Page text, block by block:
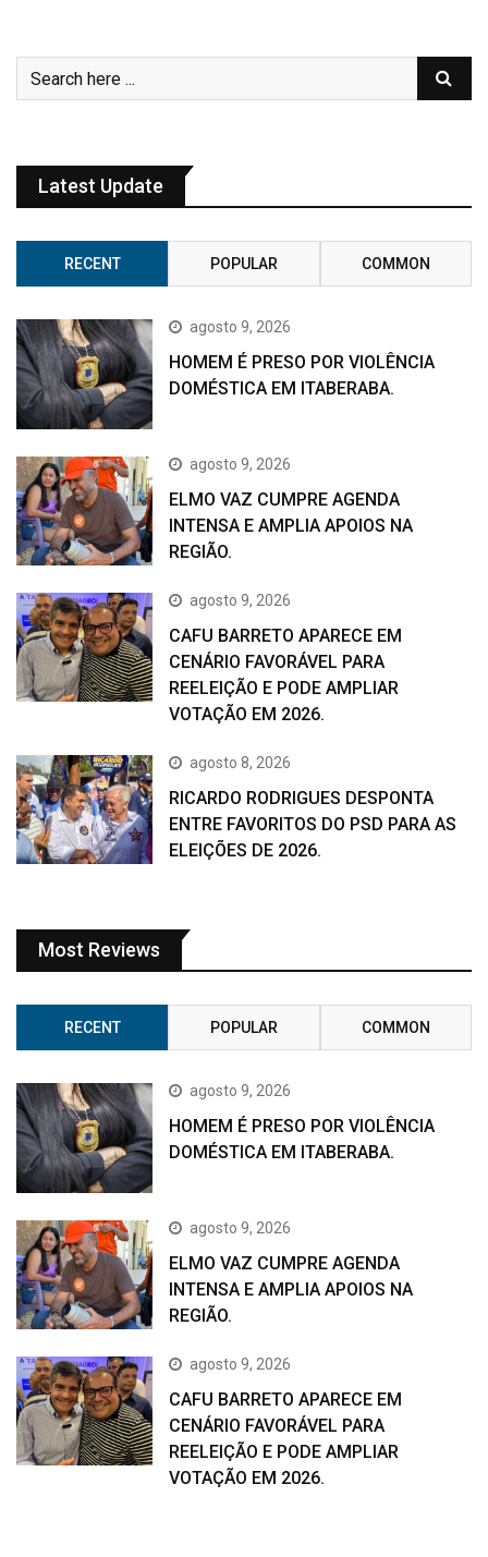
Latest Update
RECENT POPULAR COMMON
agosto 9, 2026
HOMEM É PRESO POR VIOLÊNCIA
DOMÉSTICA EM ITABERABA.
agosto 9, 2026
ELMO VAZ CUMPRE AGENDA
INTENSA E AMPLIA APOIOS NA
REGIÃO.
agosto 9, 2026
CAFU BARRETO APARECE EM
CENÁRIO FAVORÁVEL PARA
REELEIÇÃO E PODE AMPLIAR
VOTAÇÃO EM 2026.
agosto 8, 2026
RICARDO RODRIGUES DESPONTA
ENTRE FAVORITOS DO PSD PARA AS
ELEIÇÕES DE 2026.
Most Reviews
RECENT POPULAR COMMON
agosto 9, 2026
HOMEM É PRESO POR VIOLÊNCIA
DOMÉSTICA EM ITABERABA.
agosto 9, 2026
ELMO VAZ CUMPRE AGENDA
INTENSA E AMPLIA APOIOS NA
REGIÃO.
agosto 9, 2026
CAFU BARRETO APARECE EM
CENÁRIO FAVORÁVEL PARA
REELEIÇÃO E PODE AMPLIAR
VOTAÇÃO EM 2026.